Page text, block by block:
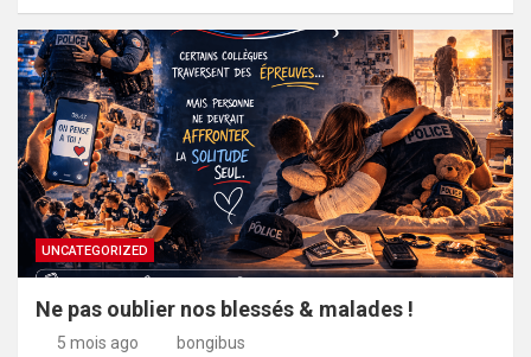
UNCATEGORIZED
Ne pas oublier nos blessés & malades !
5 mois ago bongibus